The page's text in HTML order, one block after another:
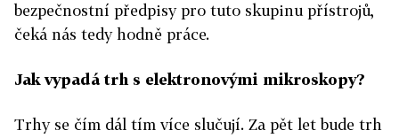
bezpečnostní předpisy pro tuto skupinu přístrojů,
čeká nás tedy hodně práce.
Jak vypadá trh s elektronovými mikroskopy?
Trhy se čím dál tím více slučují. Za pět let bude trh